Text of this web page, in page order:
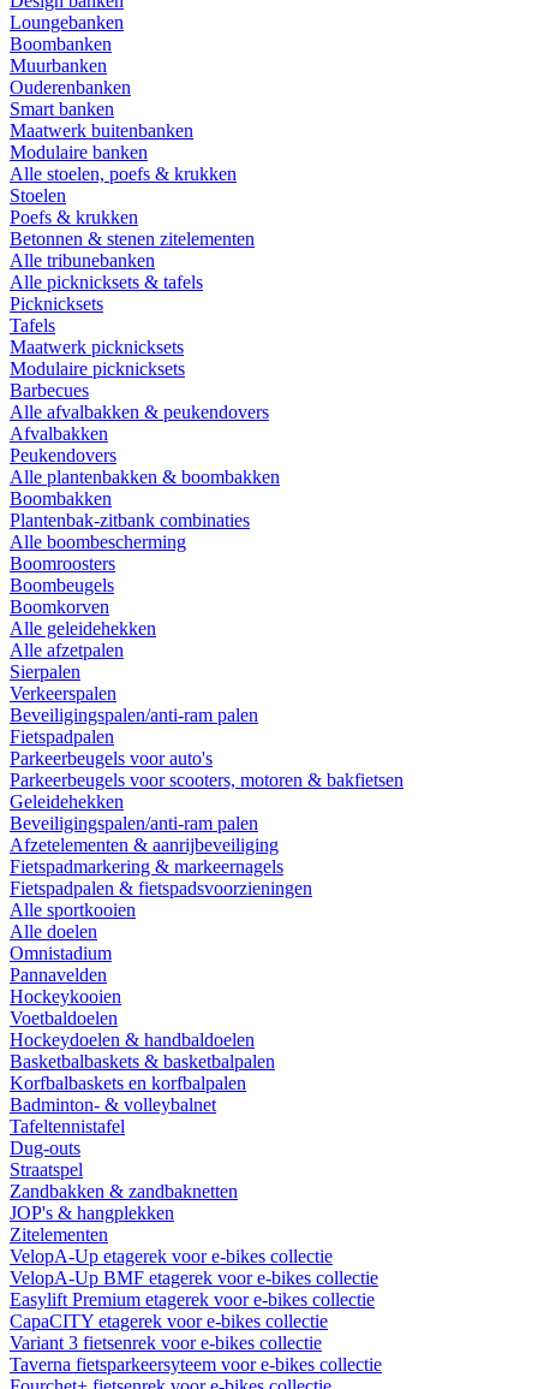
Loungebanken
Boombanken
Muurbanken
Ouderenbanken
Smart banken
Maatwerk buitenbanken
Modulaire banken
Alle stoelen, poefs & krukken
Stoelen
Poefs & krukken
Betonnen & stenen zitelementen
Alle tribunebanken
Alle picknicksets & tafels
Picknicksets
Tafels
Maatwerk picknicksets
Modulaire picknicksets
Barbecues
Alle afvalbakken & peukendovers
Afvalbakken
Peukendovers
Alle plantenbakken & boombakken
Boombakken
Plantenbak-zitbank combinaties
Alle boombescherming
Boomroosters
Boombeugels
Boomkorven
Alle geleidehekken
Alle afzetpalen
Sierpalen
Verkeerspalen
Beveiligingspalen/anti-ram palen
Fietspadpalen
Parkeerbeugels voor auto's
Parkeerbeugels voor scooters, motoren & bakfietsen
Geleidehekken
Beveiligingspalen/anti-ram palen
Afzetelementen & aanrijbeveiliging
Fietspadmarkering & markeernagels
Fietspadpalen & fietspadsvoorzieningen
Alle sportkooien
Alle doelen
Omnistadium
Pannavelden
Hockeykooien
Voetbaldoelen
Hockeydoelen & handbaldoelen
Basketbalbaskets & basketbalpalen
Korfbalbaskets en korfbalpalen
Badminton- & volleybalnet
Tafeltennistafel
Dug-outs
Straatspel
Zandbakken & zandbaknetten
JOP's & hangplekken
Zitelementen
VelopA-Up etagerek voor e-bikes collectie
VelopA-Up BMF etagerek voor e-bikes collectie
Easylift Premium etagerek voor e-bikes collectie
CapaCITY etagerek voor e-bikes collectie
Variant 3 fietsenrek voor e-bikes collectie
Taverna fietsparkeersyteem voor e-bikes collectie